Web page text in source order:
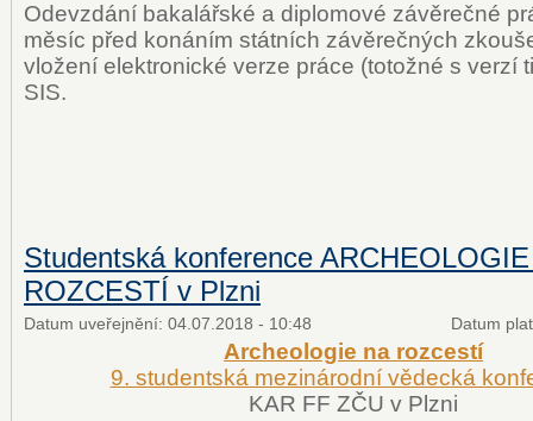
Odevzdání bakalářské a diplomové závěrečné
měsíc před konáním státních závěrečných
vložení elektronické verze práce (totožné s verzí
SIS.
Studentská konference
ROZCESTÍ v Plzni
Datum uveřejnění: 04.07.2018 - 10:48 Datum
Archeologie na rozcestí
9. studentská mezinárodní vědecká
KAR FF ZČU v Plzni